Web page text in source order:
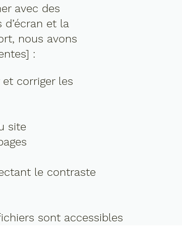
avec des
et la
nous avons
:
et corriger les
site
le contraste
sont accessibles